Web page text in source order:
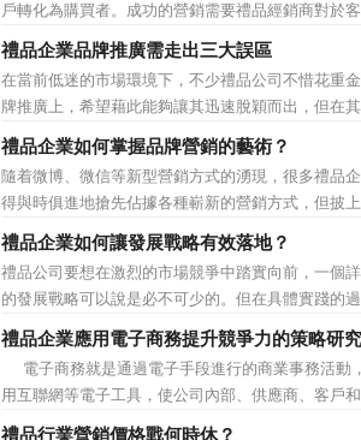
戶轉化為購買者。成功的營銷需要禮品經銷商對於
相應的分類，了解不同類型客戶的貢獻度，從而有的
制定相應的營銷對策，而這需要對於客戶研究方面更
入，這不僅是銷售環節的事，也需要營銷管理策略
持。具體來說，有以下...
禮品企業品牌推廣需走出三大誤區
在當前低迷的市場環境下，不少禮品公司不惜花重
牌推廣上，希望藉此能夠讓其迅速脫穎而出，但在
廣的營銷管理思路上，也有許多禮品企業走入了幾大
無法自拔，這其中，最為常見的誤區有： 誤區一
楚品牌到底在表達什麼 很多禮品企業在推廣品牌
不知道到...
禮品企業如何掌握品牌營銷的藝術？
隨着微博、微信等新型營銷方式的湧現，很多禮品
得與時俱進地搶先佔據各種嶄新的營銷方式，但披
的營銷軀殼，卻沒有掌握營銷的靈魂。要知道，營銷
價值不是將品牌鋪設到消費者眼前，而是將品牌印到
心裡 與消費者的心理距離的拉近，並不是一朝
情，需要做好持...
禮品企業如何讓發展戰略有效落地？
禮品公司要想在激烈的市場競爭中踏實向前，一個
的發展戰略可以說是必不可少的。但在具體實踐的過
如何將其貫徹執行也是一大難處。究其原因，一則是
如變化快，真的按戰略規划去做可能會帶來風險。二
戰略往往與老闆的成功經驗不完全一致，原有路徑
令人感到不執行戰略日...
禮品企業應用電子商務提升競爭力的策略研究
電子商務就是通過電子手段進行的商業事務活動
用互聯網等電子工具，使公司內部、供應商、客戶
伴之間，利用電子業務共享信息，實現企業間業務流
禮品行業營銷價格戰何時休？